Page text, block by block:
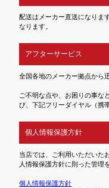
配送はメーカー直送になりま
なります。
アフターサービス
全国各地のメーカー拠点から
ご不明な点や、お困りの事な
び、下記フリーダイヤル（携
個人情報保護方針
当店では、ご利用いただいた
人情報保護方針に則った管理
個人情報保護方針